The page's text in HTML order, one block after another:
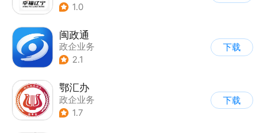
1.0
闽政通
政企业务
2.1
下载
鄂汇办
政企业务
1.7
下载